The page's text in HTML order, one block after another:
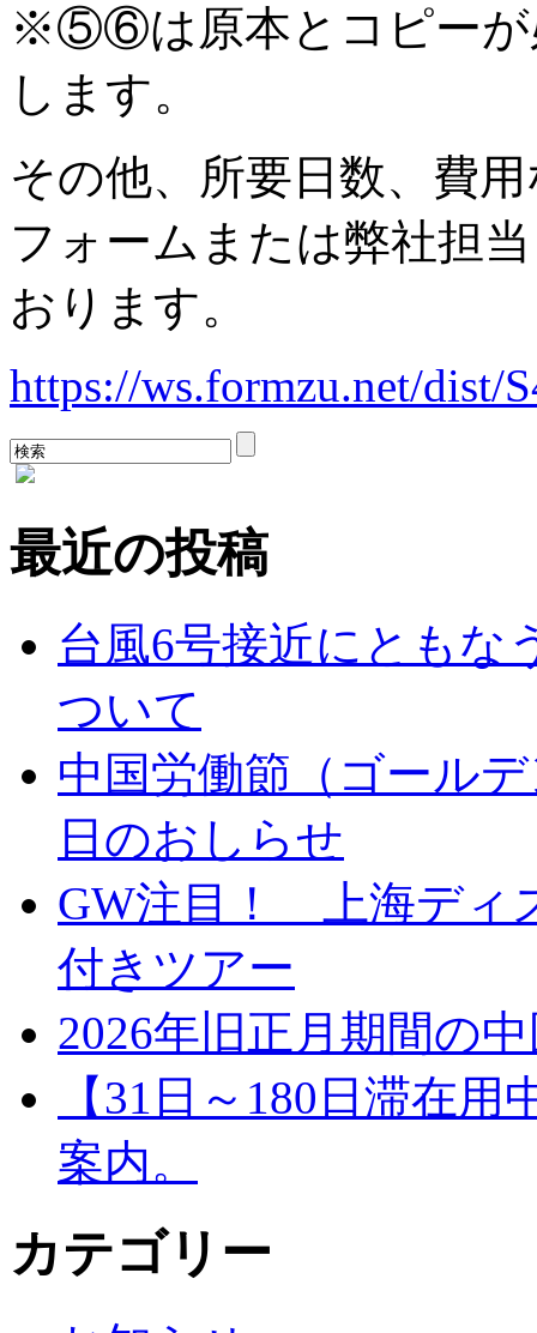
※⑤⑥は原本とコピーが
します。
その他、所要日数、費
フォームまたは弊社担
おります。
https://ws.formzu.net/dist/
最近の投稿
台風6号接近にともな
ついて
中国労働節（ゴール
日のおしらせ
GW注目！ 上海ディ
付きツアー
2026年旧正月期間の
【31日～180日滞在
案内。
カテゴリー